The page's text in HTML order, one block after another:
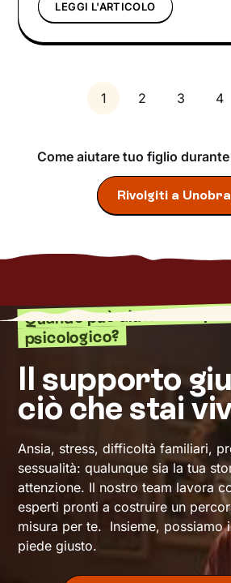
LEGGI L'ARTICOLO
1 2 3 4
Come aiutare tuo figlio durante
Rivolgiti a
Quando può aiutarti un
psicologico?
Il supporto
ciò che stai
Ansia, stress, difficoltà familiari,
sessualità: qualunque sia la tua
attenzione. Il nostro team lavora
esperti pronti a costruire un
misura per te. Insieme, possiamo
piede giusto.